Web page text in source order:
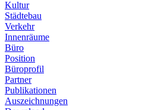
Kultur
Städtebau
Verkehr
Innenräume
Büro
Position
Büroprofil
Partner
Publikationen
Auszeichnungen